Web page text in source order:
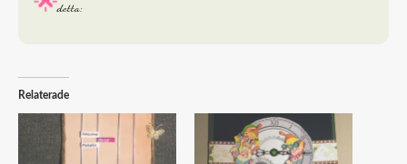
detta:
Relaterade